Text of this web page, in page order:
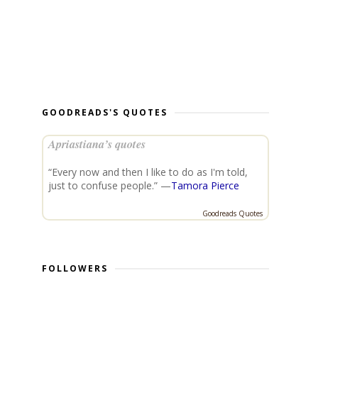
GOODREADS'S QUOTES
Apriastiana’s quotes
“Every now and then I like to do as I'm told,
just to confuse people.” —Tamora Pierce
Goodreads Quotes
FOLLOWERS